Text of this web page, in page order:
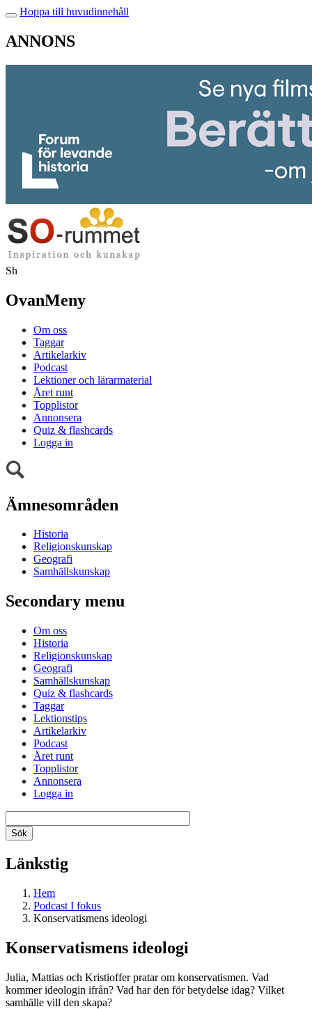
Hoppa till huvudinnehåll
ANNONS
Sh
OvanMeny
Om oss
Taggar
Artikelarkiv
Podcast
Lektioner och lärarmaterial
Året runt
Topplistor
Annonsera
Quiz & flashcards
Logga in
Ämnesområden
Historia
Religionskunskap
Geografi
Samhällskunskap
Secondary menu
Om oss
Historia
Religionskunskap
Geografi
Samhällskunskap
Quiz & flashcards
Taggar
Lektionstips
Artikelarkiv
Podcast
Året runt
Topplistor
Annonsera
Logga in
Länkstig
Hem
Podcast I fokus
Konservatismens ideologi
Konservatismens ideologi
Julia, Mattias och Kristioffer pratar om konservatismen. Vad
kommer ideologin ifrån? Vad har den för betydelse idag? Vilket
samhälle vill den skapa?